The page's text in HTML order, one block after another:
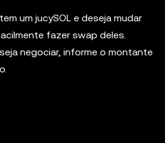
um jucySOL e deseja mudar
fazer swap deles.
negociar, informe o montante